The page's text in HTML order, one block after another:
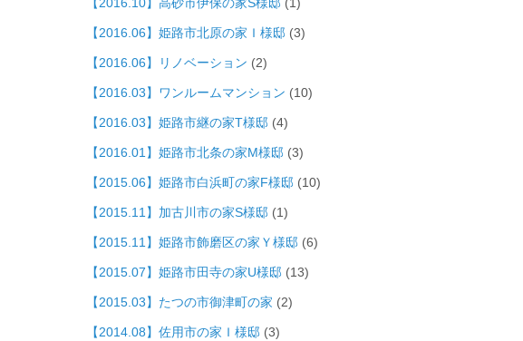
【2016.10】高砂市伊保の家S様邸 (1)
【2016.06】姫路市北原の家Ｉ様邸 (3)
【2016.06】リノベーション (2)
【2016.03】ワンルームマンション (10)
【2016.03】姫路市継の家T様邸 (4)
【2016.01】姫路市北条の家M様邸 (3)
【2015.06】姫路市白浜町の家F様邸 (10)
【2015.11】加古川市の家S様邸 (1)
【2015.11】姫路市飾磨区の家Ｙ様邸 (6)
【2015.07】姫路市田寺の家U様邸 (13)
【2015.03】たつの市御津町の家 (2)
【2014.08】佐用市の家Ｉ様邸 (3)